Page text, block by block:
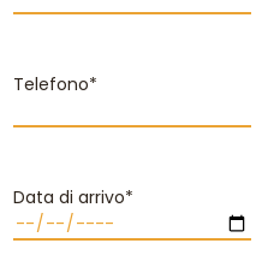
Telefono*
Data di arrivo*